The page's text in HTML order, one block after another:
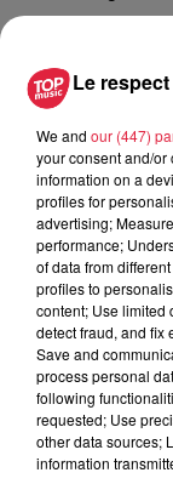
Publié : 22 juillet
16h48 Rédaction
A lire aussi
Le
We and our (447)
your consent and/or
information on a
profiles for
advertising;
performance;
of data from
profiles to
content; Use limited
detect fraud, and fix
Save and
process personal
following
requested; Use
other data sources;
information